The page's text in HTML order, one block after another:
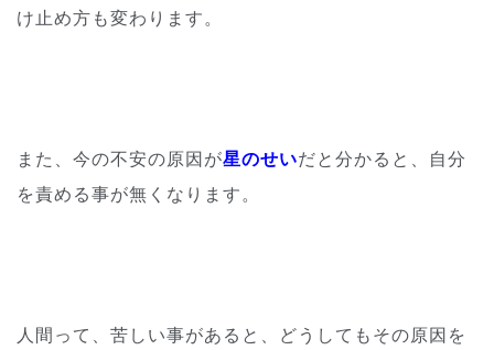
け止め方も変わります。
また、今の不安の原因が星のせいだと分かると、自分
を責める事が無くなります。
人間って、苦しい事があると、どうしてもその原因を